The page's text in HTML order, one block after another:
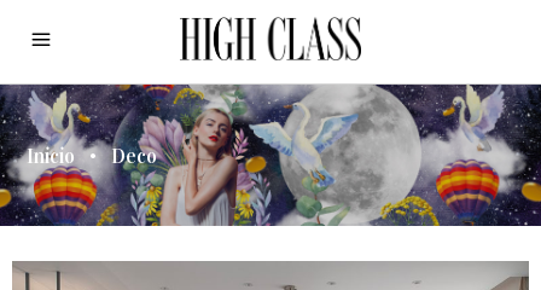
Inicio • Deco